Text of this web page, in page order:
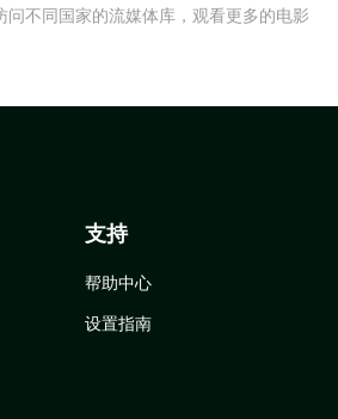
问不同国家的流媒体库，观看更多的电影
支持
帮助中心
设置指南